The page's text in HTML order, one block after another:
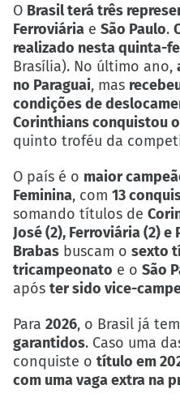
O Brasil terá três
Ferroviária e São Paulo.
realizado nesta quinta-
Brasília). No último ano,
no Paraguai, mas
condições de
Corinthians conquistou
quinto troféu da
O país é o maior
Feminina, com 13
somando títulos de
José (2), Ferroviária (2) e
Brabas buscam o sexto
tricampeonato e o São
após ter sido vice-
Para 2026, o Brasil já tem
garantidos. Caso uma
conquiste o título em
com uma vaga extra na